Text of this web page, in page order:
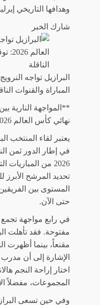
وهدافها التاريخي
شارك الخبر
المباراة والقنوات
**المواجهة النارية
نهائي كأس العالم 2026**
يعتبر لقاء المنتخب
في إطار الدور ثمن
2026 من
تحديد المرشح الأبرز
المستوى بين
حتى الآن.
في رابع مواجهة تجمع
مفتوحة. فقد تأهلت
مقنعاً، بينما أظهرت
الإشارة إلى أن
اختار إراحة النجم
المجموعات، مفضلاً
وفي حين تسعى